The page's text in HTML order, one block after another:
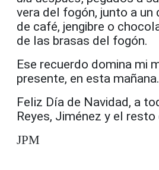
vera del fogón, junto a un
de café, jengibre o
de las brasas del fogón.
Ese recuerdo domina mi
presente, en esta mañana.
Feliz Día de Navidad, a
Reyes, Jiménez y el
JPM